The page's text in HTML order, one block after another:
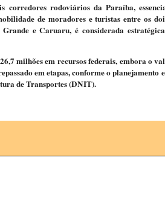
rodoviários da Paraíba,
de moradores e turistas entre os
e Caruaru, é considerada
milhões em recursos federais, embora o
em etapas, conforme o planejamento
de Transportes (DNIT).